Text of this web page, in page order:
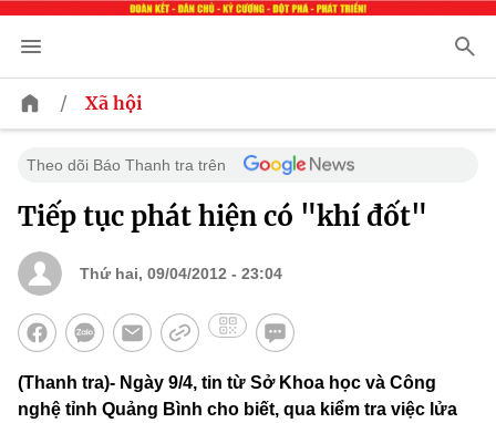
/ Xã hội
Theo dõi Báo Thanh tra trên
Tiếp tục phát hiện có "khí đốt"
Thứ hai, 09/04/2012 - 23:04
(Thanh tra)- Ngày 9/4, tin từ Sở Khoa học và Công
nghệ tỉnh Quảng Bình cho biết, qua kiểm tra việc lửa